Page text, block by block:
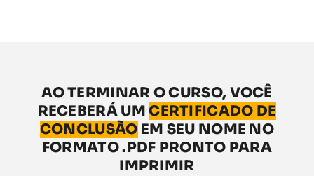
AO TERMINAR O CURSO, VOCÊ
RECEBERÁ UMCERTIFICADO DE
CONCLUSÃO EM SEU NOME NO
FORMATO .PDF PRONTO PARA
IMPRIMIR